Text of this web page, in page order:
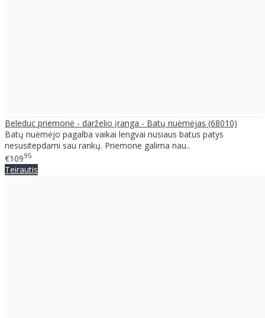
Beleduc priemonė - darželio įranga - Batų nuėmėjas (68010)
Batų nuėmėjo pagalba vaikai lengvai nusiaus batus patys
nesusitepdami sau rankų. Priemone galima nau..
€10995
Teirautis